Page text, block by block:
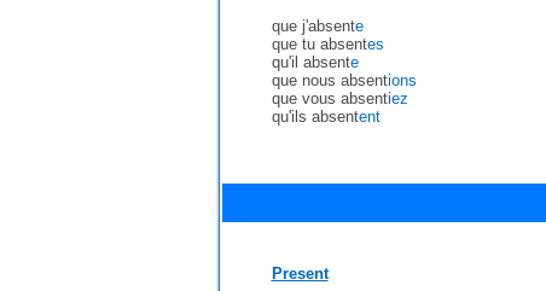
que j'absente
que tu absentes
qu'il absente
que nous absentions
que vous absentiez
qu'ils absentent
Present